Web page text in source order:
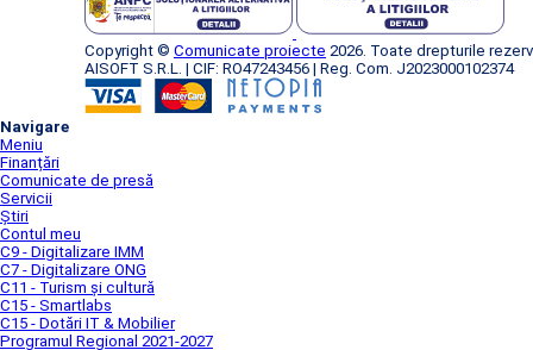
Copyright © Comunicate proiecte 2026. Toate drepturile
AISOFT S.R.L. | CIF: RO47243456 | Reg. Com. J2023000102374
Navigare
Meniu
Finanțări
Comunicate de presă
Servicii
Știri
Contul meu
C9 - Digitalizare IMM
C7 - Digitalizare ONG
C11 - Turism și cultură
C15 - Smartlabs
C15 - Dotări IT & Mobilier
Programul Regional 2021-2027